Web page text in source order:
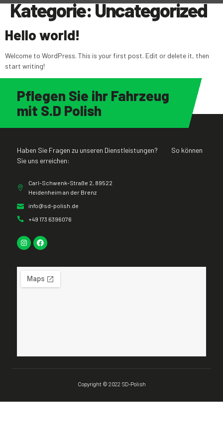
Kategorie:Uncategorized
Hello world!
Welcome to WordPress. This is your first post. Edit or delete it, then
start writing!
Pflegen Sie ihr Fahrzeug
mit S.D Polish
Haben Sie Fragen zu unseren Dienstleistungen? So können
Sie uns erreichen:
Carl-Schwenk-Straße 2, 89522
Heidenheim an der Brenz
info@sd-polish.de
+49 173 6396076
Copyright © 2022 SD-Polish